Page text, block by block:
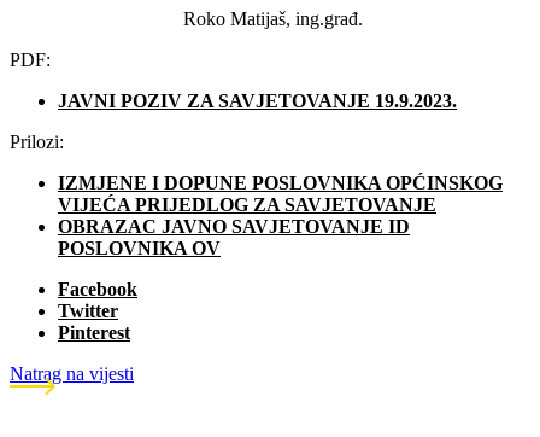
Roko Matijaš, ing.građ.
PDF:
JAVNI POZIV ZA SAVJETOVANJE 19.9.2023.
Prilozi:
IZMJENE I DOPUNE POSLOVNIKA OPĆINSKOG
VIJEĆA PRIJEDLOG ZA SAVJETOVANJE
OBRAZAC JAVNO SAVJETOVANJE ID
POSLOVNIKA OV
Facebook
Twitter
Pinterest
Natrag na vijesti